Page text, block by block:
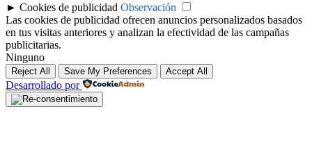
► Cookies de publicidad Observación
Las cookies de publicidad ofrecen anuncios personalizados basados
en tus visitas anteriores y analizan la efectividad de las campañas
publicitarias.
Ninguno
Reject All Save My Preferences Accept All
Desarrollado por